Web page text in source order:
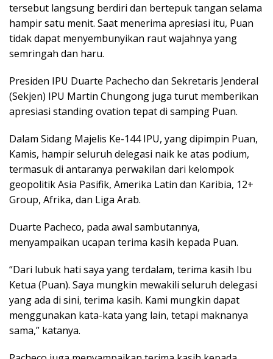
tersebut langsung berdiri dan bertepuk tangan selama
hampir satu menit. Saat menerima apresiasi itu, Puan
tidak dapat menyembunyikan raut wajahnya yang
semringah dan haru.
Presiden IPU Duarte Pachecho dan Sekretaris Jenderal
(Sekjen) IPU Martin Chungong juga turut memberikan
apresiasi standing ovation tepat di samping Puan.
Dalam Sidang Majelis Ke-144 IPU, yang dipimpin Puan,
Kamis, hampir seluruh delegasi naik ke atas podium,
termasuk di antaranya perwakilan dari kelompok
geopolitik Asia Pasifik, Amerika Latin dan Karibia, 12+
Group, Afrika, dan Liga Arab.
Duarte Pacheco, pada awal sambutannya,
menyampaikan ucapan terima kasih kepada Puan.
“Dari lubuk hati saya yang terdalam, terima kasih Ibu
Ketua (Puan). Saya mungkin mewakili seluruh delegasi
yang ada di sini, terima kasih. Kami mungkin dapat
menggunakan kata-kata yang lain, tetapi maknanya
sama,” katanya.